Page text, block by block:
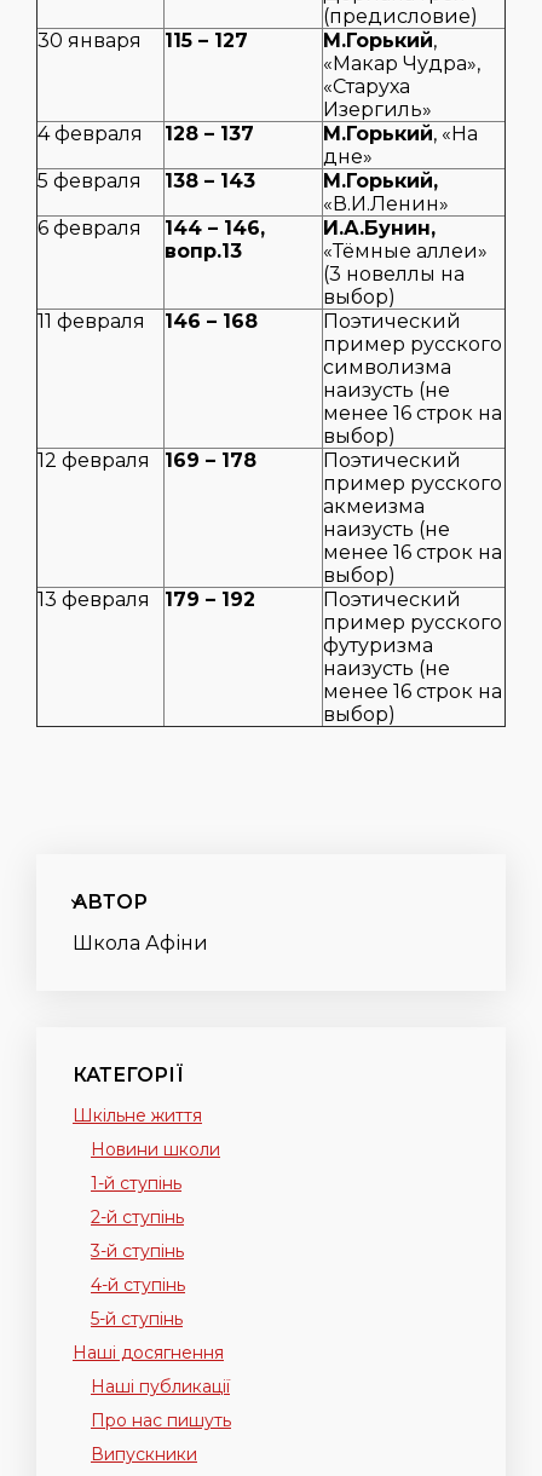
(предисловие)
30 января
115 – 127 М.Горький,
«Макар Чудра»,
«Старуха
Изергиль»
4 февраля
128 – 137 М.Горький, «На
дне»
5 февраля
138 – 143
М.Горький,
«В.И.Ленин»
6 февраля
144 – 146,
вопр.13
И.А.Бунин,
«Тёмные аллеи»
(3 новеллы на
выбор)
11 февраля
146 – 168
Поэтический
пример русского
символизма
наизусть (не
менее 16 строк на
выбор)
12 февраля
169 – 178
Поэтический
пример русского
акмеизма
наизусть (не
менее 16 строк на
выбор)
13 февраля
179 – 192
Поэтический
пример русского
футуризма
наизусть (не
менее 16 строк на
выбор)
АВТОР
Школа Афіни
КАТЕГОРІЇ
Шкільне життя
Новини школи
1-й ступінь
2-й ступінь
3-й ступінь
4-й ступінь
5-й ступінь
Наші досягнення
Наші публикації
Про нас пишуть
Випускники